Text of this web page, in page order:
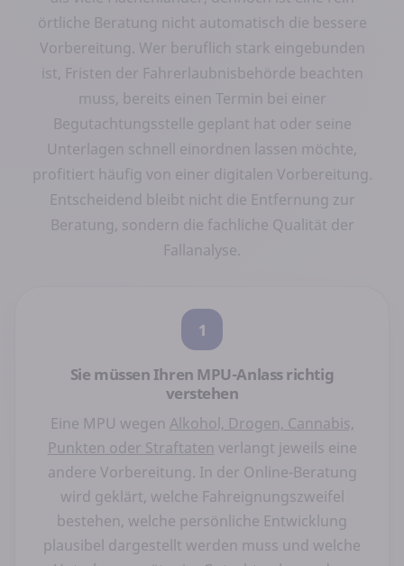
örtliche Beratung nicht automatisch die bessere
Vorbereitung. Wer beruflich stark eingebunden
ist, Fristen der Fahrerlaubnisbehörde beachten
muss, bereits einen Termin bei einer
Begutachtungsstelle geplant hat oder seine
Unterlagen schnell einordnen lassen möchte,
profitiert häufig von einer digitalen Vorbereitung.
Entscheidend bleibt nicht die Entfernung zur
Beratung, sondern die fachliche Qualität der
Fallanalyse.
1
Sie müssen Ihren MPU-Anlass richtig
verstehen
Eine MPU wegen Alkohol, Drogen, Cannabis,
Punkten oder Straftaten verlangt jeweils eine
andere Vorbereitung. In der Online-Beratung
wird geklärt, welche Fahreignungszweifel
bestehen, welche persönliche Entwicklung
plausibel dargestellt werden muss und welche